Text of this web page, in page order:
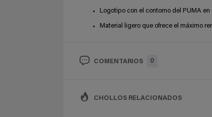
Logotipo con el contorno del PUMA en
Material ligero que ofrece el máximo
COMENTARIOS 0
CHOLLOS RELACIONADOS